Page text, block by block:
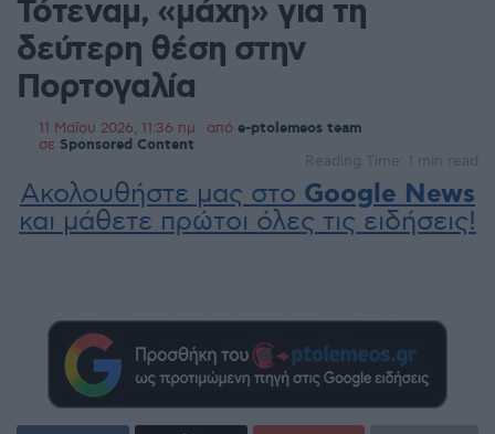
Τότεναμ, «μάχη» για τη
δεύτερη θέση στην
Πορτογαλία
11 Μαΐου 2026, 11:36 πμ από e-ptolemeos team
σε Sponsored Content
Reading Time: 1 min read
Ακολουθήστε μας στο Google News
και μάθετε πρώτοι όλες τις ειδήσεις!